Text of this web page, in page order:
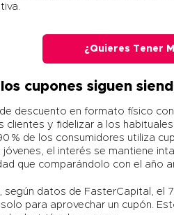
¿Quieres Tener
cupones siguen
descuento en formato físico
clientes y fidelizar a los
% de los consumidores utiliza
el interés se mantiene
que comparándolo con el año
según datos de FasterCapital , el
para aprovechar un cupón.